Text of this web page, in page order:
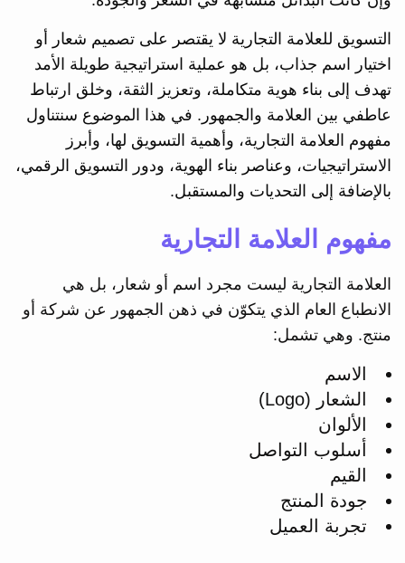
التسويق للعلامة التجارية لا يقتصر على تصميم شعار أو
اختيار اسم جذاب، بل هو عملية استراتيجية طويلة الأمد
تهدف إلى بناء هوية متكاملة، وتعزيز الثقة، وخلق ارتباط
عاطفي بين العلامة والجمهور. في هذا الموضوع سنتناول
مفهوم العلامة التجارية، وأهمية التسويق لها، وأبرز
الاستراتيجيات، وعناصر بناء الهوية، ودور التسويق الرقمي،
بالإضافة إلى التحديات والمستقبل.
مفهوم العلامة التجارية
العلامة التجارية ليست مجرد اسم أو شعار، بل هي
الانطباع العام الذي يتكوّن في ذهن الجمهور عن شركة أو
منتج. وهي تشمل:
الاسم
الشعار (Logo)
الألوان
أسلوب التواصل
القيم
جودة المنتج
تجربة العميل